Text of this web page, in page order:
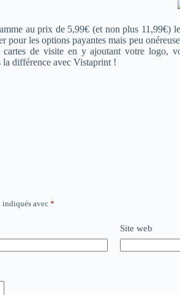
au prix de 5,99€ (et non plus
les options payantes mais peu
cartes de visite en y ajoutant votre
la différence avec Vistaprint !
indiqués avec*
Site web